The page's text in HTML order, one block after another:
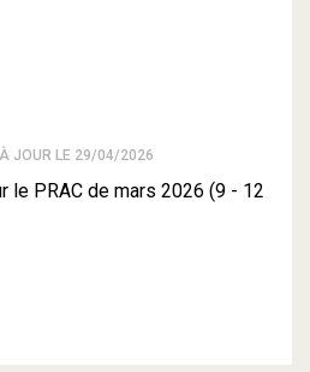
JOUR LE 29/04/2026
le PRAC de mars 2026 (9 - 12